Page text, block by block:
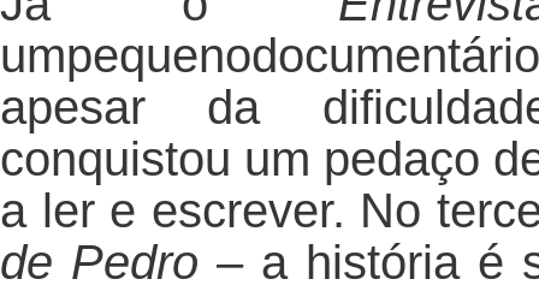
apesar da
conquistou um pedaço
a ler e escrever. No
de Pedro – a história é